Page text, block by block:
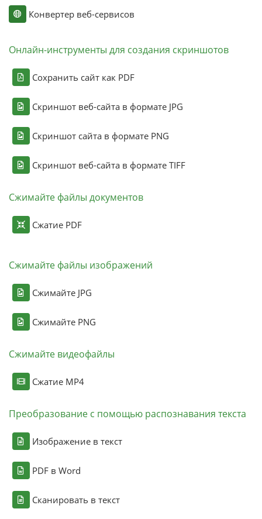
Конвертер веб-сервисов
Онлайн-инструменты для создания скриншотов
Сохранить сайт как PDF
Скриншот веб-сайта в формате JPG
Скриншот сайта в формате PNG
Скриншот веб-сайта в формате TIFF
Сжимайте файлы документов
Сжатие PDF
Сжимайте файлы изображений
Сжимайте JPG
Сжимайте PNG
Сжимайте видеофайлы
Сжатие MP4
Преобразование с помощью распознавания текста
Изображение в текст
PDF в Word
Сканировать в текст